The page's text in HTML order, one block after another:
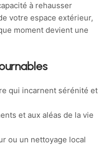
à rehausser
votre espace extérieur,
moment devient une
qui incarnent sérénité et
et aux aléas de la vie
ou un nettoyage local